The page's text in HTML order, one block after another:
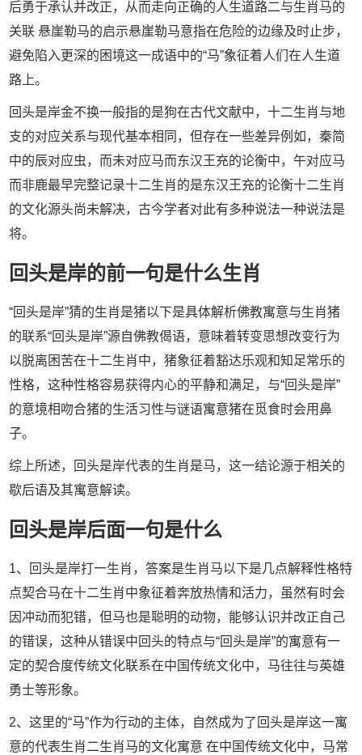
后勇于承认并改正，从而走向正确的人生道路二与生肖马的
关联 悬崖勒马的启示悬崖勒马意指在危险的边缘及时止步，
避免陷入更深的困境这一成语中的“马”象征着人们在人生道
路上。
回头是岸金不换一般指的是狗在古代文献中，十二生肖与地
支的对应关系与现代基本相同，但存在一些差异例如，秦简
中的辰对应虫，而未对应马而东汉王充的论衡中，午对应马
而非鹿最早完整记录十二生肖的是东汉王充的论衡十二生肖
的文化源头尚未解决，古今学者对此有多种说法一种说法是
将。
回头是岸的前一句是什么生肖
“回头是岸”猜的生肖是猪以下是具体解析佛教寓意与生肖猪
的联系“回头是岸”源自佛教偈语，意味着转变思想改变行为
以脱离困苦在十二生肖中，猪象征着豁达乐观和知足常乐的
性格，这种性格容易获得内心的平静和满足，与“回头是岸”
的意境相吻合猪的生活习性与谜语寓意猪在觅食时会用鼻
子。
综上所述，回头是岸代表的生肖是马，这一结论源于相关的
歇后语及其寓意解读。
回头是岸后面一句是什么
1、回头是岸打一生肖，答案是生肖马以下是几点解释性格特
点契合马在十二生肖中象征着奔放热情和活力，虽然有时会
因冲动而犯错，但马也是聪明的动物，能够认识并改正自己
的错误，这种从错误中回头的特点与“回头是岸”的寓意有一
定的契合度传统文化联系在中国传统文化中，马往往与英雄
勇士等形象。
2、这里的“马”作为行动的主体，自然成为了回头是岸这一寓
意的代表生肖二生肖马的文化寓意 在中国传统文化中，马常